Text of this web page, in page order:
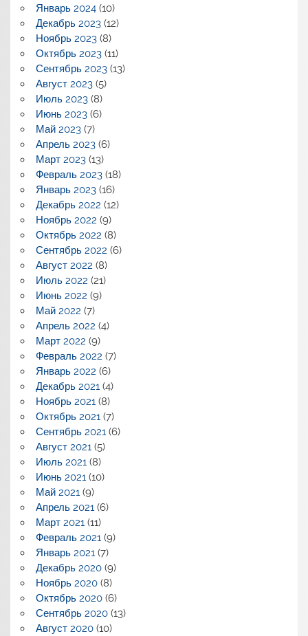
Январь 2024(10)
Декабрь 2023(12)
Ноябрь 2023(8)
Октябрь 2023(11)
Сентябрь 2023(13)
Август 2023(5)
Июль 2023(8)
Июнь 2023(6)
Май 2023(7)
Апрель 2023(6)
Март 2023(13)
Февраль 2023(18)
Январь 2023(16)
Декабрь 2022 (12)
Ноябрь 2022 (9)
Октябрь 2022 (8)
Сентябрь 2022 (6)
Август 2022 (8)
Июль 2022 (21)
Июнь 2022 (9)
Май 2022 (7)
Апрель 2022 (4)
Март 2022 (9)
Февраль 2022 (7)
Январь 2022 (6)
Декабрь 2021 (4)
Ноябрь 2021 (8)
Октябрь 2021 (7)
Сентябрь 2021 (6)
Август 2021 (5)
Июль 2021 (8)
Июнь 2021 (10)
Май 2021 (9)
Апрель 2021 (6)
Март 2021 (11)
Февраль 2021 (9)
Январь 2021 (7)
Декабрь 2020(9)
Ноябрь 2020(8)
Октябрь 2020(6)
Сентябрь 2020(13)
Август 2020(10)